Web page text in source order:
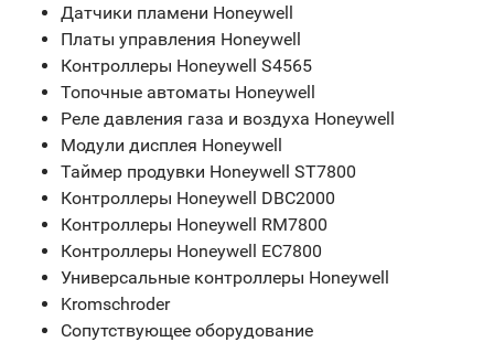
Датчики пламени Honeywell
Платы управления Honeywell
Контроллеры Honeywell S4565
Топочные автоматы Honeywell
Реле давления газа и воздуха Honeywell
Модули дисплея Honeywell
Таймер продувки Honeywell ST7800
Контроллеры Honeywell DBC2000
Контроллеры Honeywell RM7800
Контроллеры Honeywell EC7800
Универсальные контроллеры Honeywell
Kromschroder
Сопутствующее оборудование